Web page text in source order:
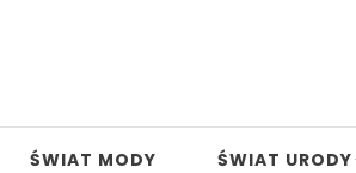
ŚWIAT MODY ŚWIAT URODY